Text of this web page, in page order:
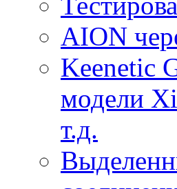
AION
Keenetic
модели
т.д.